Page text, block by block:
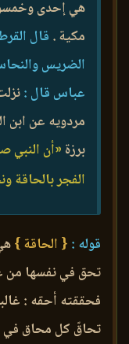
هي إحدى
مكية . قال
الضريس
عباس قال :
مردويه عن ابن
برزة «أن النبي
الفجر بالحاقة
قوله : { الحاقة }
تحق في نفسها
فحققته أحقه :
تحاقّ كل محاق في